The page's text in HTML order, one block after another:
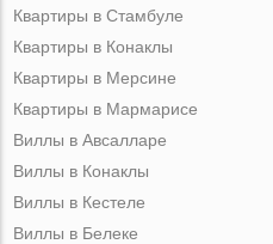
Квартиры в Стамбуле
Квартиры в Конаклы
Квартиры в Мерсине
Квартиры в Мармарисе
Виллы в Авсалларе
Виллы в Конаклы
Виллы в Кестеле
Виллы в Белеке